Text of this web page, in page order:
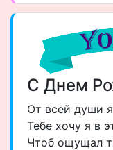
С Днем
От всей души
Тебе хочу я в
Чтоб ощущал